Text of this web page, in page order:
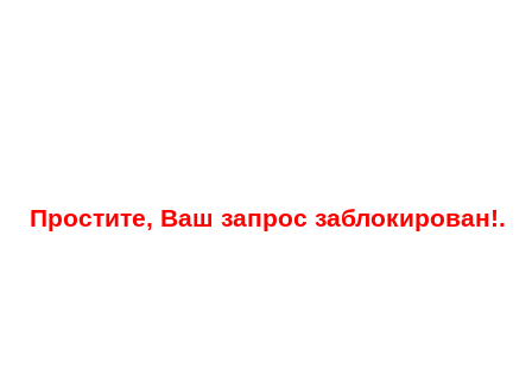
Простите, Ваш запрос заблокирован!.